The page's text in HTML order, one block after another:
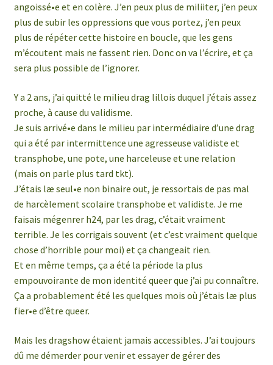
angoissé•e et en colère. J’en peux plus de miliiter, j’en peux
plus de subir les oppressions que vous portez, j’en peux
plus de répéter cette histoire en boucle, que les gens
m’écoutent mais ne fassent rien. Donc on va l’écrire, et ça
sera plus possible de l’ignorer.
Y a 2 ans, j’ai quitté le milieu drag lillois duquel j’étais assez
proche, à cause du validisme.
Je suis arrivé•e dans le milieu par intermédiaire d’une drag
qui a été par intermittence une agresseuse validiste et
transphobe, une pote, une harceleuse et une relation
(mais on parle plus tard tkt).
J’étais læ seul•e non binaire out, je ressortais de pas mal
de harcèlement scolaire transphobe et validiste. Je me
faisais mégenrer h24, par les drag, c’était vraiment
terrible. Je les corrigais souvent (et c’est vraiment quelque
chose d’horrible pour moi) et ça changeait rien.
Et en même temps, ça a été la période la plus
empouvoirante de mon identité queer que j’ai pu connaître.
Ça a probablement été les quelques mois où j’étais læ plus
fier•e d’être queer.
Mais les dragshow étaient jamais accessibles. J’ai toujours
dû me démerder pour venir et essayer de gérer des